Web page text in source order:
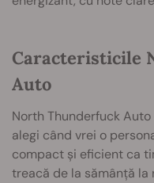
Caracteristicile
Auto
North Thunderfuck
alegi când vrei o
compact și eficient ca
treacă de la sămânță